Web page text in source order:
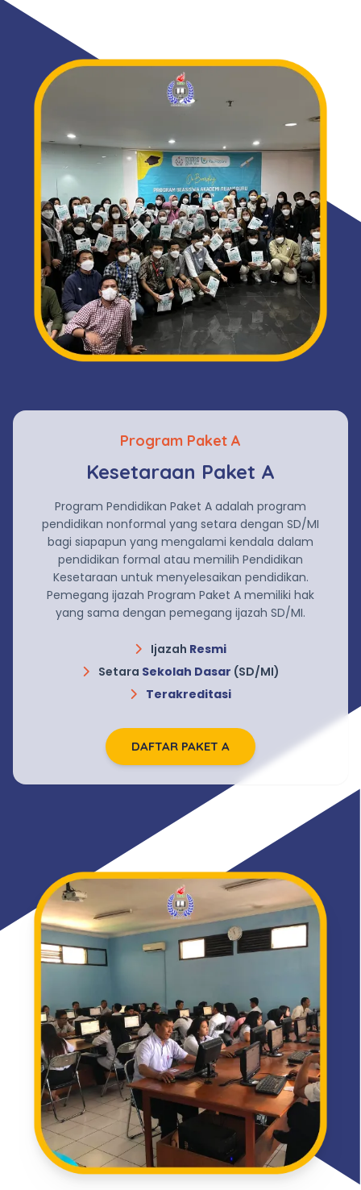
Program Paket A
Kesetaraan Paket A
Program Pendidikan Paket A adalah program
pendidikan nonformal yang setara dengan SD/MI
bagi siapapun yang mengalami kendala dalam
pendidikan formal atau memilih Pendidikan
Kesetaraan untuk menyelesaikan pendidikan.
Pemegang ijazah Program Paket A memiliki hak
yang sama dengan pemegang ijazah SD/MI.
Ijazah Resmi
Setara Sekolah Dasar (SD/MI)
Terakreditasi
DAFTAR PAKET A